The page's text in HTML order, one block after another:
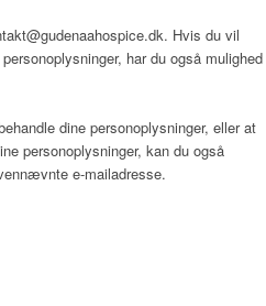
Hvis du vil
har du også mulighed
dine personoplysninger, eller at
personoplysninger, kan du også
e-mailadresse.